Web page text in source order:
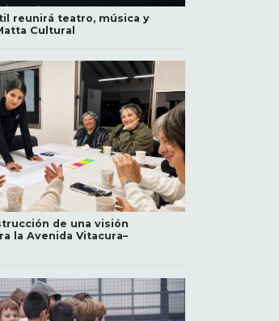
reunirá teatro, música y
Cultural
de una visión
la Avenida Vitacura–